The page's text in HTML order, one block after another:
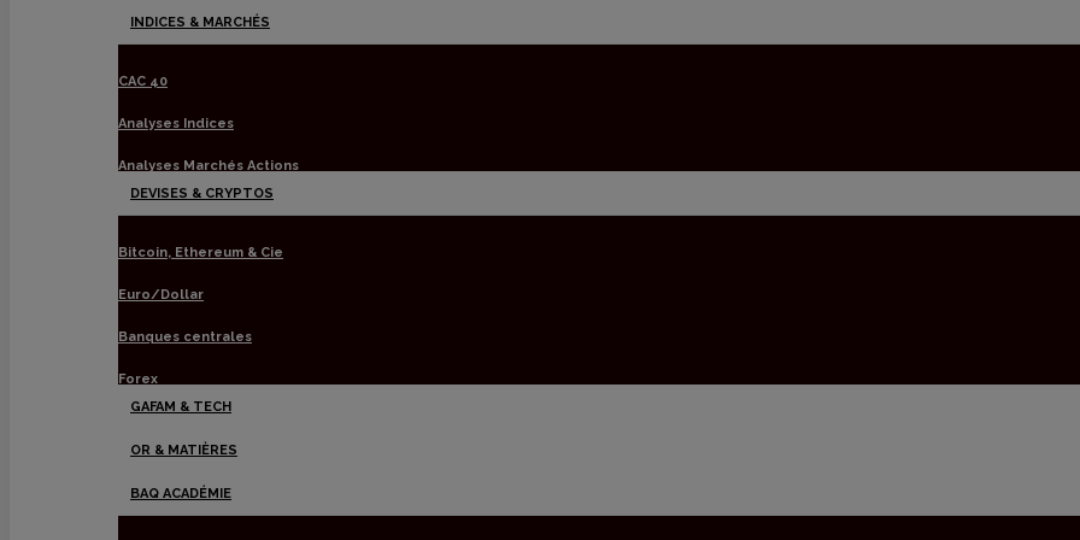
Menu
INDICES & MARCHÉS
CAC 40
Analyses Indices
Analyses Marchés Actions
DEVISES & CRYPTOS
Bitcoin, Ethereum & Cie
Euro/Dollar
Banques centrales
Forex
GAFAM & TECH
OR & MATIÈRES
BAQ ACADÉMIE